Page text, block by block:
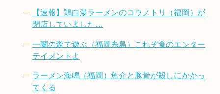
【速報】鶏白湯ラーメンのコウノトリ（福岡）が
閉店していました…
一蘭の森で遊ぶ（福岡糸島）これぞ食のエンター
テイメントよ
ラーメン海鳴（福岡）魚介と豚骨が殺しにかかっ
てくる